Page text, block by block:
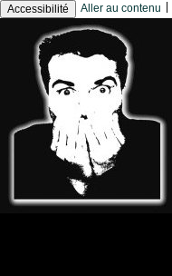
Accessibilité Aller au contenu